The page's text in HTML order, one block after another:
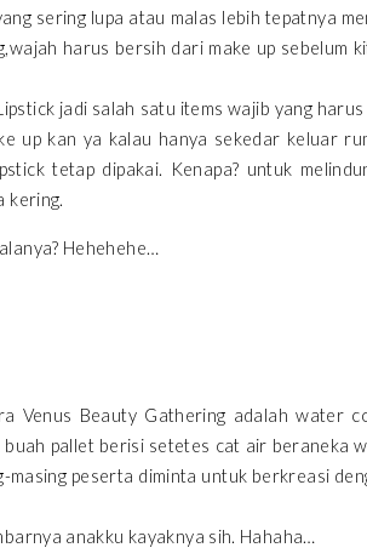
sering lupa atau malas lebih tepatnya
harus bersih dari make up sebelum
jadi salah satu items wajib yang
up kan ya kalau hanya sekedar keluar
tetap dipakai. Kenapa? untuk
kering.
Hehehehe…
Venus Beauty Gathering adalah water
pallet berisi setetes cat air beraneka
peserta diminta untuk berkreasi
anakku kayaknya sih. Hahaha…